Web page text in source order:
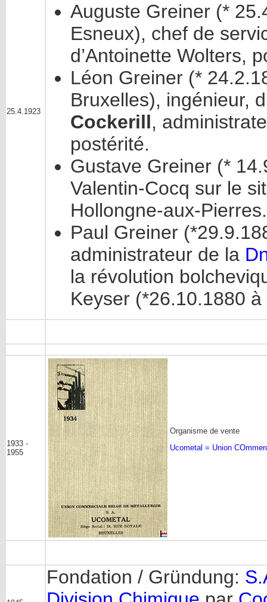
25.4.1923
Auguste Greiner (*
Esneux), chef de
d’Antoinette Wolters,
Léon Greiner (*
Bruxelles), ingénieur,
Cockerill,
postérité.
Gustave Greiner (*
Valentin-Cocq sur le
Hollongne-aux-Pierres.
Paul Greiner
administrateur de la
la révolution
Keyser (*26.10.1880
1933 -
1955
Organisme de vente
Ucometal = Union
Fondation / Gründung: